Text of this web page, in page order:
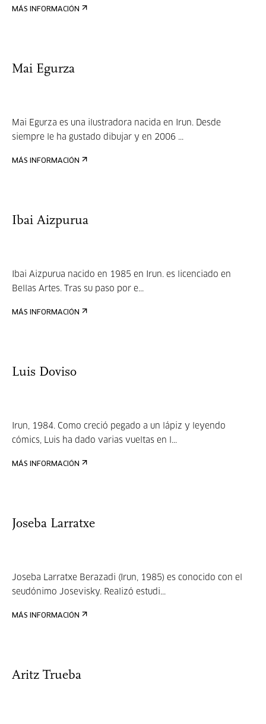
MÁS INFORMACIÓN
Mai Egurza
Mai Egurza es una ilustradora nacida en Irun. Desde
siempre le ha gustado dibujar y en 2006 ...
MÁS INFORMACIÓN
Ibai Aizpurua
Ibai Aizpurua nacido en 1985 en Irun. es licenciado en
Bellas Artes. Tras su paso por e...
MÁS INFORMACIÓN
Luis Doviso
Irun, 1984. Como creció pegado a un lápiz y leyendo
cómics, Luis ha dado varias vueltas en l...
MÁS INFORMACIÓN
Joseba Larratxe
Joseba Larratxe Berazadi (Irun, 1985) es conocido con el
seudónimo Josevisky. Realizó estudi...
MÁS INFORMACIÓN
Aritz Trueba